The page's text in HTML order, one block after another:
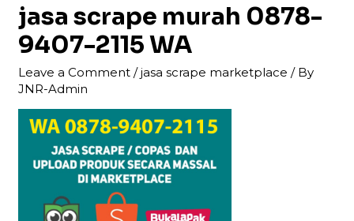
jasa scrape murah 0878-
9407-2115 WA
Leave a Comment /jasa scrape marketplace / By
JNR-Admin